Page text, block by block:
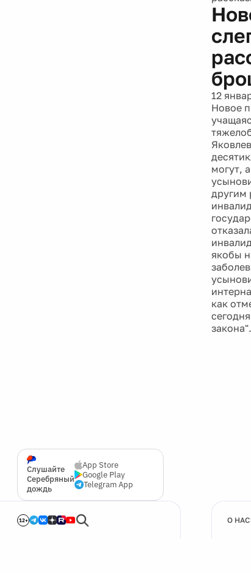
Слушайте
Серебряный
дождь
App Store
Google Play
Telegram App
12+
12
Новое
могут,
другим
якобы
как
закона".
О НАС